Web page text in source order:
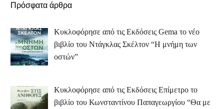
Πρόσφατα άρθρα
Κυκλοφόρησε από τις Εκδόσεις Gema το νέο
βιβλίο του Ντάγκλας Σκέλτον “Η μνήμη των
οστών”
Κυκλοφόρησε από τις Εκδόσεις Επίμετρο το
βιβλίο του Κωνσταντίνου Παπαγεωργίου “Θα με